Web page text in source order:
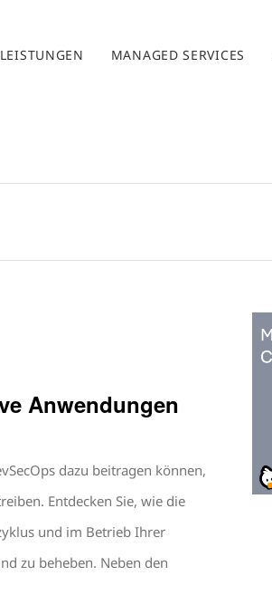
MANAGED SERVICES
Anwendungen
dazu beitragen können,
Entdecken Sie, wie die
und im Betrieb Ihrer
zu beheben. Neben den